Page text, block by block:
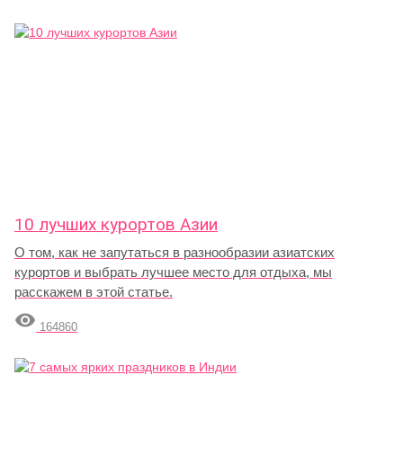
10 лучших курортов Азии
О том, как не запутаться в разнообразии азиатских
курортов и выбрать лучшее место для отдыха, мы
расскажем в этой статье.
 164860